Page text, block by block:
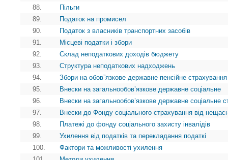
88.
Пільги
89.
Податок на промисел
90.
Податок з власників транспортних засобів
91.
Місцеві податки і збори
92.
Склад неподаткових доходів бюджету
93.
Структура неподаткових надходжень
94.
Збори на обов”язкове державне пенсійне страхування
95.
Внески на загальнообов’язкове державне соціальне
96.
Внески на загальнообов’язкове державне соціальне
97.
Внески до Фонду соціального страхування від
98.
Платежі до фонду соціального захисту інвалідів
99.
Ухилення від податків та перекладання податкі
100.
Фактори та можливості ухилення